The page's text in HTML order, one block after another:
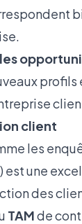
profils
client
les
est une
des
TAMde